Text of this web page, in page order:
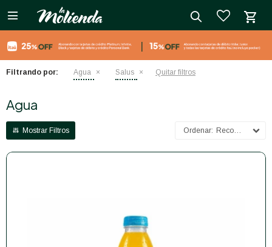

Filtrando por: Agua Salus Quitar filtros
Agua
Recomendados